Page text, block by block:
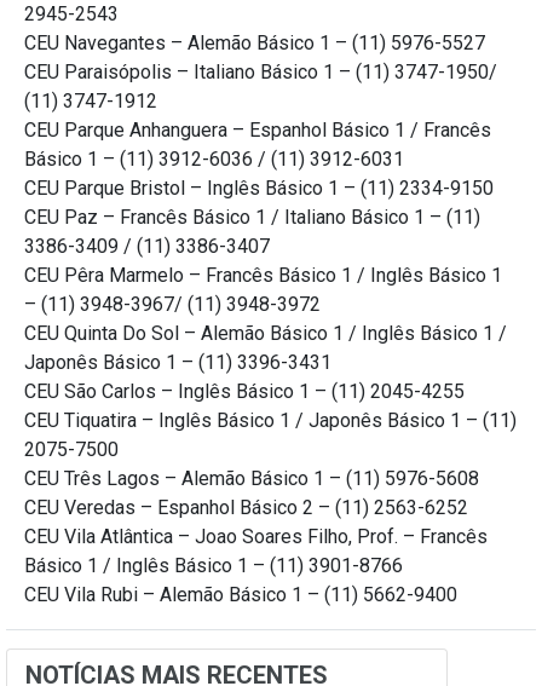
2945-2543
CEU Navegantes – Alemão Básico 1 – (11) 5976-5527
CEU Paraisópolis – Italiano Básico 1 – (11) 3747-1950/
(11) 3747-1912
CEU Parque Anhanguera – Espanhol Básico 1 / Francês
Básico 1 – (11) 3912-6036 / (11) 3912-6031
CEU Parque Bristol – Inglês Básico 1 – (11) 2334-9150
CEU Paz – Francês Básico 1 / Italiano Básico 1 – (11)
3386-3409 / (11) 3386-3407
CEU Pêra Marmelo – Francês Básico 1 / Inglês Básico 1
– (11) 3948-3967/ (11) 3948-3972
CEU Quinta Do Sol – Alemão Básico 1 / Inglês Básico 1 /
Japonês Básico 1 – (11) 3396-3431
CEU São Carlos – Inglês Básico 1 – (11) 2045-4255
CEU Tiquatira – Inglês Básico 1 / Japonês Básico 1 – (11)
2075-7500
CEU Três Lagos – Alemão Básico 1 – (11) 5976-5608
CEU Veredas – Espanhol Básico 2 – (11) 2563-6252
CEU Vila Atlântica – Joao Soares Filho, Prof. – Francês
Básico 1 / Inglês Básico 1 – (11) 3901-8766
CEU Vila Rubi – Alemão Básico 1 – (11) 5662-9400
NOTÍCIAS MAIS RECENTES